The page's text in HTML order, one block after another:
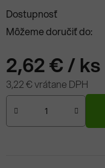
Dostupnosť
Môžeme doručiť do:
2,62 €/ ks
3,22 € vrátane DPH